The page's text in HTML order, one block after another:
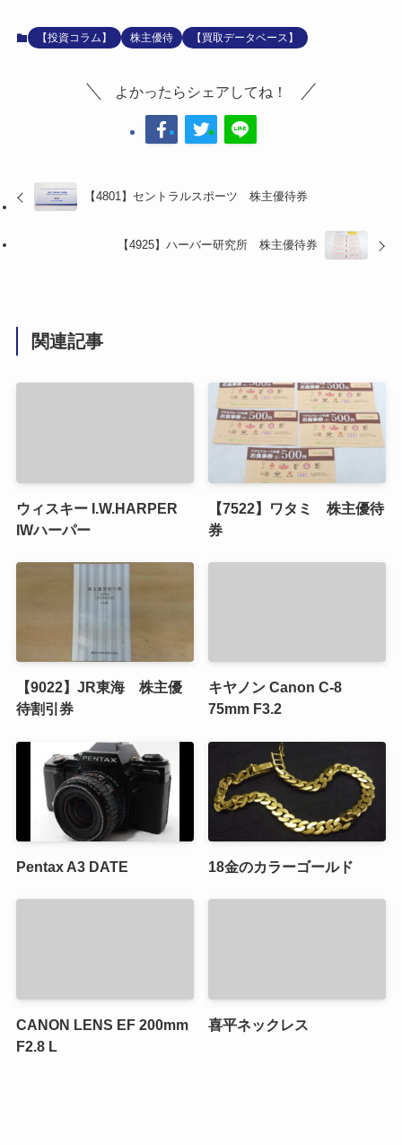
【投資コラム】 株主優待 【買取データベース】
よかったらシェアしてね！
【4801】セントラルスポーツ 株主優待券
【4925】ハーバー研究所 株主優待券
関連記事
ウィスキー I.W.HARPER
IWハーパー
【7522】ワタミ 株主優待
券
【9022】JR東海 株主優
待割引券
キヤノン Canon C-8
75mm F3.2
Pentax A3 DATE 18金のカラーゴールド
CANON LENS EF 200mm
F2.8 L
喜平ネックレス